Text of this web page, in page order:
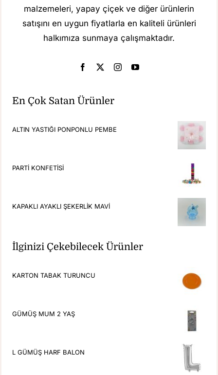
malzemeleri, yapay çiçek ve diğer ürünlerin
satışını en uygun fiyatlarla en kaliteli ürünleri
halkımıza sunmaya çalışmaktadır.
En Çok Satan Ürünler
ALTIN YASTIĞI PONPONLU PEMBE
PARTİ KONFETİSİ
KAPAKLI AYAKLI ŞEKERLİK MAVİ
İlginizi Çekebilecek Ürünler
KARTON TABAK TURUNCU
GÜMÜŞ MUM 2 YAŞ
L GÜMÜŞ HARF BALON